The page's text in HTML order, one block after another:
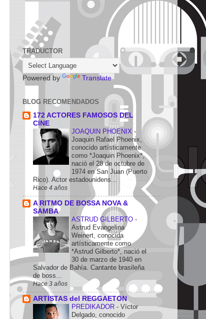
TRADUCTOR
Powered by Translate
BLOG RECOMENDADOS
172 ACTORES FAMOSOS DEL
CINE
JOAQUIN PHOENIX -
Joaquin Rafael Phoenix,
conocido artísticamente
como *Joaquin Phoenix*,
nació el 28 de octubre de
1974 en San Juan (Puerto
Rico). Actor estadounidens...
Hace 4 años
A RITMO DE BOSSA NOVA &
SAMBA
ASTRUD GILBERTO -
Astrud Evangelina
Weinert, conocida
artísticamente como
*Astrud Gilberto*, nació el
30 de marzo de 1940 en
Salvador de Bahía. Cantante brasileña
de boss...
Hace 3 años
ARTISTAS del REGGAETON
PREDIKADOR - Víctor
Delgado, conocido